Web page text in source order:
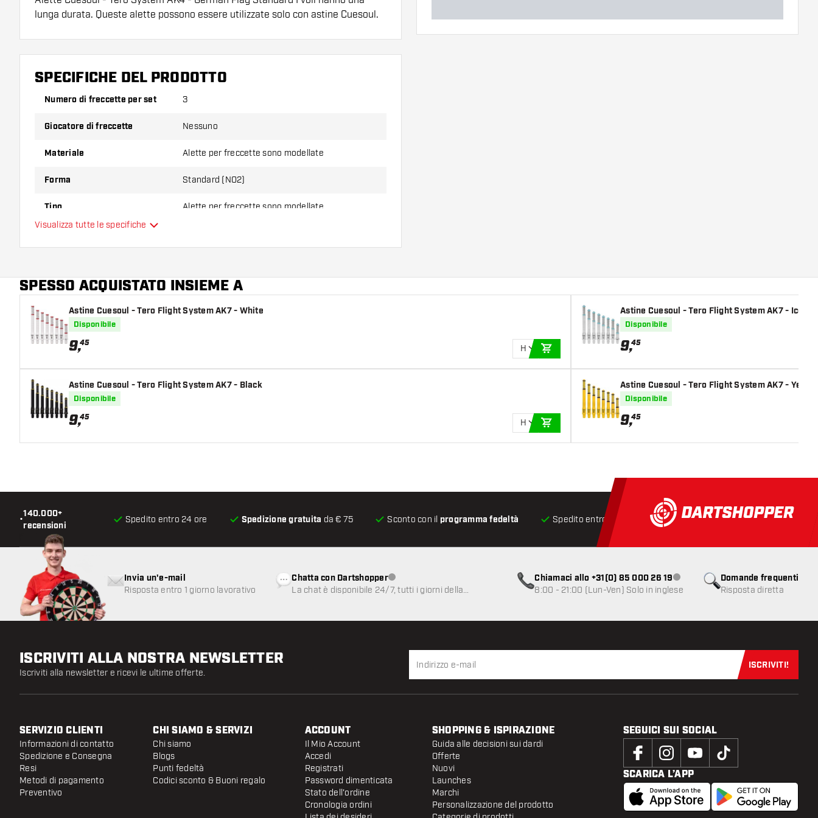
lunga durata. Queste alette possono essere utilizzate solo con astine Cuesoul.
Assicuratevi di avere a portata di mano un gran numero di alette e di
astine. Questi possono danneggiarsi o rompersi con l'uso.
scoprire quale variante vi si addice di più!
SPECIFICHE DEL PRODOTTO
Numero di freccette per set 3
Giocatore di freccette Nessuno
Materiale Alette per freccette sono modellate
Forma Standard (NO2)
Tipo Alette per freccette sono modellate
Colore principale
Visualizza tutte le specifiche
SPESSO ACQUISTATO INSIEME A
Astine Cuesoul - Tero Flight System AK7 - White
Disponibile
9,45
H
AGGIUNGI AL CARRELLO
Astine Cuesoul - Tero Flight System AK7 - Black
Disponibile
9,45
H
AGGIUNGI AL CARRELLO
Astine Cuesoul - Tero Flight System AK7 - Ice
Disponibile
9,45
Astine Cuesoul - Tero Flight System AK7 - Yellow
Disponibile
9,45
•
140.000+
recensioni
Spedito entro 24 ore Spedizione gratuita da € 75 Sconto con il programma fedeltà Spedito entro 24 ore Spedizione gratuitada € 75
Domande frequenti
Risposta diretta
Invia un'e-mail
Risposta entro 1 giorno lavorativo
Chatta con DartshopperServizio clienti non disponibile
La chat è disponibile 24/7, tutti i giorni della
Chiamaci allo +31(0) 85 000 26 19Servizio clienti non disponibile
8:00 - 21:00 (Lun-Ven) Solo in inglese
ISCRIVITI ALLA NOSTRA NEWSLETTER
Iscriviti alla newsletter e ricevi le ultime offerte.
Iscriviti
ISCRIVITI!
SERVIZIO CLIENTI
Informazioni di contatto
Spedizione e Consegna
Resi
Metodi di pagamento
Preventivo
CHI SIAMO & SERVIZI
Chi siamo
Blogs
Punti fedeltà
Codici sconto & Buoni regalo
ACCOUNT
Il Mio Account
Accedi
Registrati
Password dimenticata
Stato dell'ordine
Cronologia ordini
SHOPPING & ISPIRAZIONE
Guida alle decisioni sui dardi
Offerte
Nuovi
Launches
Marchi
Personalizzazione del prodotto
SEGUICI SUI SOCIAL
SCARICA L’APP